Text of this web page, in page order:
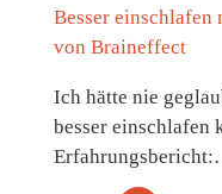
Besser einschlafen
von Braineffect
Ich hätte nie
besser einschlafen